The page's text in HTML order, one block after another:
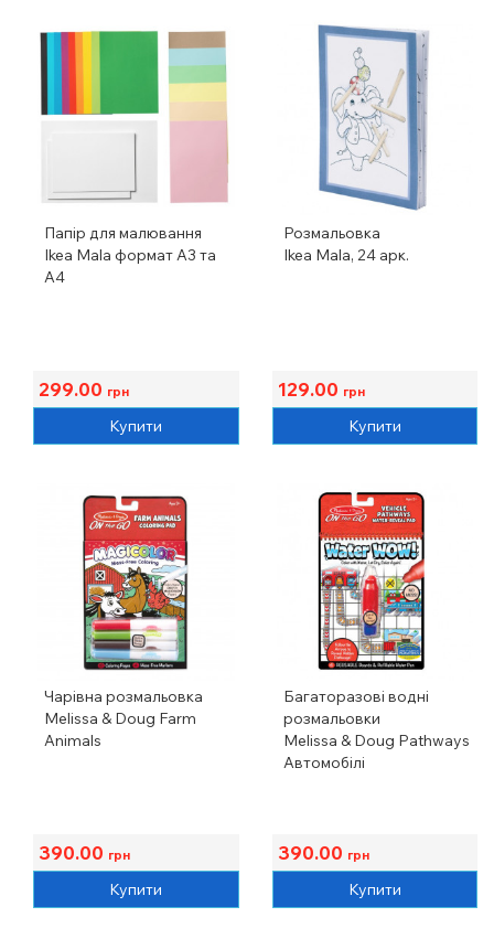
Папір для малювання
Ikea Mala формат A3 та
A4
299.00 грн
Купити
Розмальовка
Ikea Mala, 24 арк.
129.00 грн
Купити
Чарівна розмальовка
Melissa & Doug Farm
Animals
390.00 грн
Купити
Багаторазові водні
розмальовки
Melissa & Doug Pathways
Автомобілі
390.00 грн
Купити